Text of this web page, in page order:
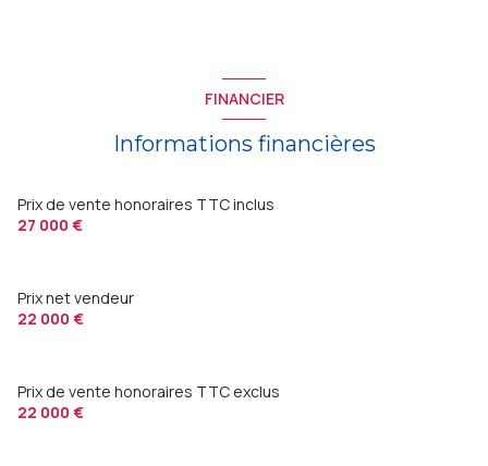
FINANCIER
Informations financières
Prix de vente honoraires TTC inclus
27 000 €
Prix net vendeur
22 000 €
Prix de vente honoraires TTC exclus
22 000 €